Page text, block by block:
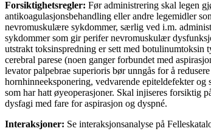
Forsiktighetsregler: Før administrering skal legen
antikoagulasjonsbehandling eller andre legemidler
nevromuskulære sykdommer, særlig ved i.m.
sykdommer som gir perifer nevromuskulær
utstrakt toksinspredning er sett med botulinumtoksin
cerebral parese (noen ganger forbundet med
levator palpebrae superioris bør unngås for å
hornhinneeksponering, vedvarende epiteldefekter
som har hatt øyeoperasjoner. Skal injiseres forsiktig
dysfagi med fare for aspirasjon og dyspné.
Interaksjoner: Se interaksjonsanalyse på